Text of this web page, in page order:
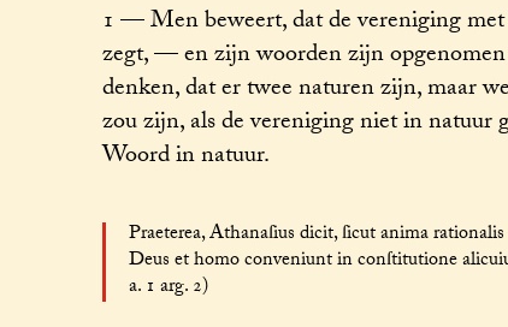
1 — Men beweert, dat de vereniging
zegt, — en zijn woorden zijn
denken, dat er twee naturen zijn, maar
zou zijn, als de vereniging niet in natuur
Woord in natuur.
Praeterea, Athanaſius dicit, ſicut anima
Deus et homo conveniunt in conſtitutione
a. 1 arg. 2)